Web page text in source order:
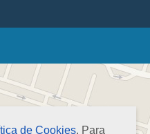
de Cookies. Para